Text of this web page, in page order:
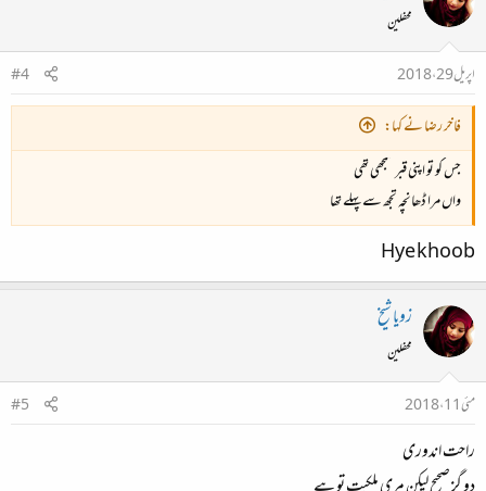
محفلین
اپریل 29، 2018
#4
فاخر رضا نے کہا:
جس کو تو اپنی قبر سمجھی تھی
واں مرا ڈھانچہ تجھ سے پہلے تھا
Hye khoob
زویا شیخ
محفلین
مئی 11، 2018
#5
راحت اندوری